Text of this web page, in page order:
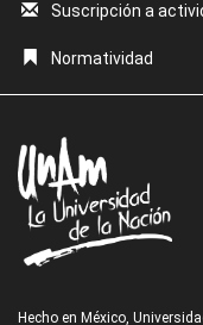
Suscripción a
Normatividad
Hecho en México,